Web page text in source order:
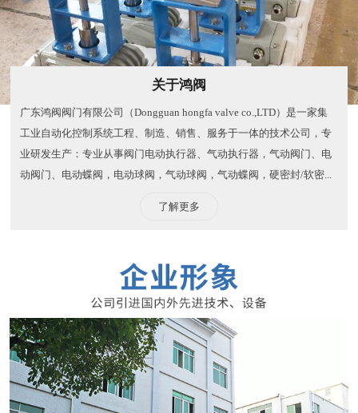
关于鸿阀
广东鸿阀阀门有限公司（Dongguan hongfa valve co.,LTD）是一家集
工业自动化控制系统工程、制造、销售、服务于一体的技术公司，专
业研发生产：专业从事阀门电动执行器、气动执行器，气动阀门、电
动阀门、电动蝶阀，电动球阀，气动球阀，气动蝶阀，硬密封/软密...
了解更多